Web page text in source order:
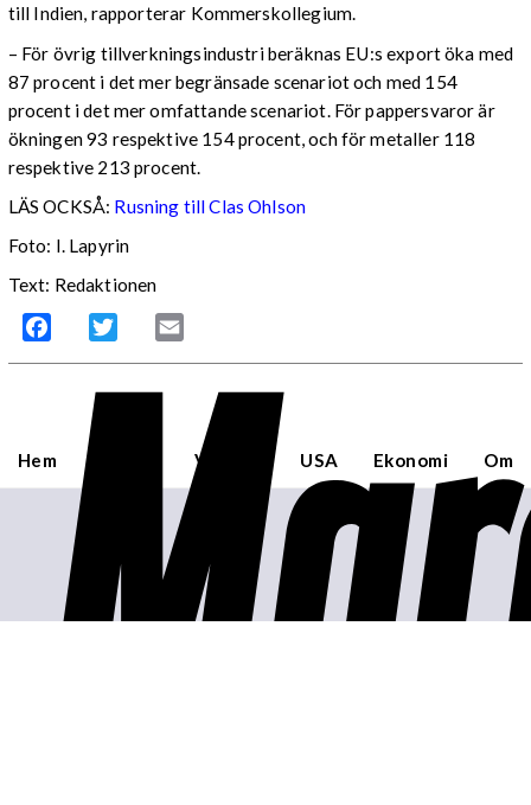
till Indien, rapporterar Kommerskollegium.
– För övrig tillverkningsindustri beräknas EU:s export öka med
87 procent i det mer begränsade scenariot och med 154
procent i det mer omfattande scenariot. För pappersvaror är
ökningen 93 respektive 154 procent, och för metaller 118
respektive 213 procent.
LÄS OCKSÅ: Rusning till Clas Ohlson
Foto: I. Lapyrin
Text: Redaktionen
Facebook Twitter
Hem Världen USA Ekonomi Om